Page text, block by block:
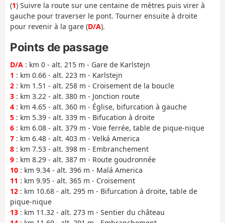
(1) Suivre la route sur une centaine de mètres puis virer à
gauche pour traverser le pont. Tourner ensuite à droite
pour revenir à la gare (D/A).
Points de passage
D/A : km 0 - alt. 215 m - Gare de Karlstejn
1 : km 0.66 - alt. 223 m - Karlstejn
2 : km 1.51 - alt. 258 m - Croisement de la boucle
3 : km 3.22 - alt. 380 m - Jonction route
4 : km 4.65 - alt. 360 m - Église, bifurcation à gauche
5 : km 5.39 - alt. 339 m - Bifucation à droite
6 : km 6.08 - alt. 379 m - Voie ferrée, table de pique-nique
7 : km 6.48 - alt. 403 m - Velká America
8 : km 7.53 - alt. 398 m - Embranchement
9 : km 8.29 - alt. 387 m - Route goudronnée
10 : km 9.34 - alt. 396 m - Malá America
11 : km 9.95 - alt. 365 m - Croisement
12 : km 10.68 - alt. 295 m - Bifurcation à droite, table de
pique-nique
13 : km 11.32 - alt. 273 m - Sentier du château